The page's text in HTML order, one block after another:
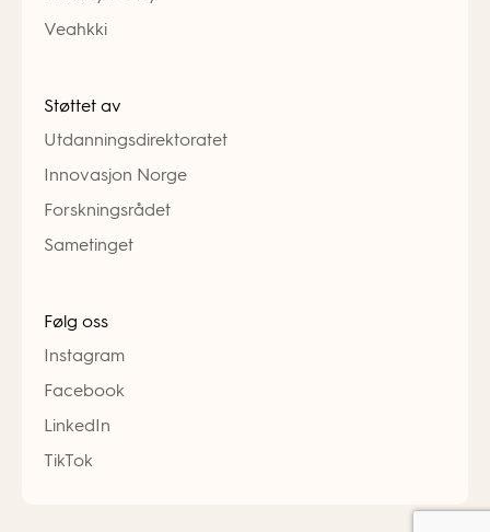
Veahkki
Støttet av
Utdanningsdirektoratet
Innovasjon Norge
Forskningsrådet
Sametinget
Følg oss
Instagram
Facebook
LinkedIn
TikTok